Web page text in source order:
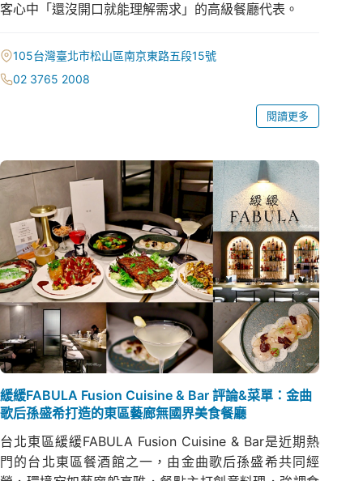
客心中「還沒開口就能理解需求」的高級餐廳代表。
105台灣臺北市松山區南京東路五段15號
02 3765 2008
閱讀更多
緩緩FABULA Fusion Cuisine & Bar 評論&菜單：金曲
歌后孫盛希打造的東區藝廊無國界美食餐廳
台北東區緩緩FABULA Fusion Cuisine & Bar是近期熱
門的台北東區餐酒館之一，由金曲歌后孫盛希共同經